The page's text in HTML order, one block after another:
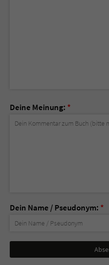
Deine Meinung: *
Dein Name / Pseudonym: *
Nicht
ausfüllen!